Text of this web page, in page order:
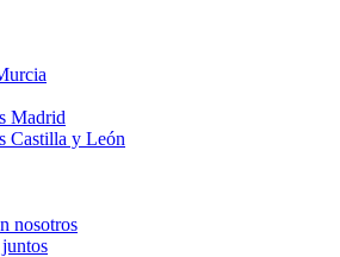
Madrid
Castilla y León
nosotros